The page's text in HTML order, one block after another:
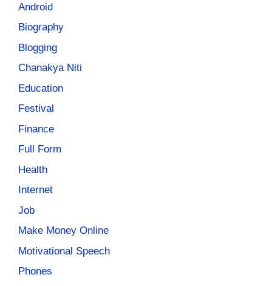
Android
Biography
Blogging
Chanakya Niti
Education
Festival
Finance
Full Form
Health
Internet
Job
Make Money Online
Motivational Speech
Phones